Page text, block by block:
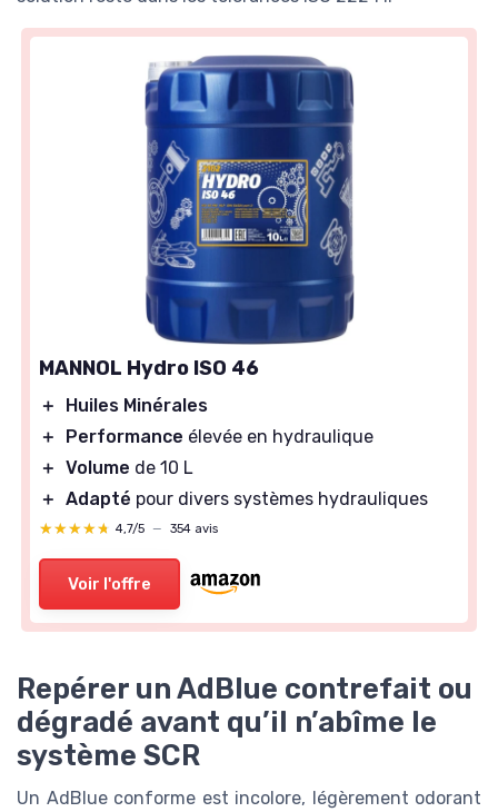
MANNOL Hydro ISO 46
＋
Huiles Minérales
＋
Performance élevée en hydraulique
＋ Volume de 10 L
＋ Adapté pour divers systèmes hydrauliques
★★★★★
★★★★★ 4,7/5 — 354 avis
Voir l'offre
Repérer un AdBlue contrefait ou
dégradé avant qu’il n’abîme le
système SCR
Un AdBlue conforme est incolore, légèrement odorant